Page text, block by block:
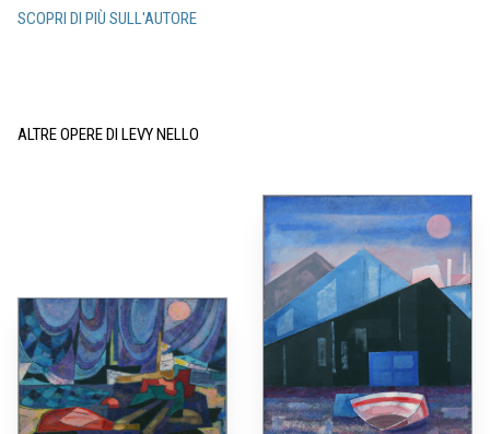
SCOPRI DI PIÙ SULL'AUTORE
ALTRE OPERE DI LEVY NELLO